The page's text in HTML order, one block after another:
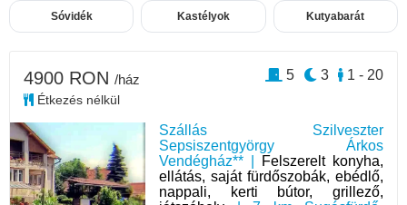
Sóvidék Kastélyok Kutyabarát
Szállás Szilveszter
Sepsiszentgyörgy Árkos
Vendégház** |
Felszerelt konyha,
ellátás, saját fürdőszobák, ebédlő,
nappali, kerti bútor, grillező,
4900 RON /ház
Étkezés nélkül
1 - 20
3
5